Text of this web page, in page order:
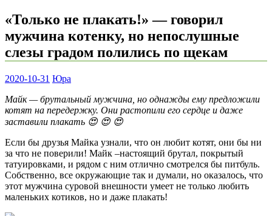
«Только не плакать!» — говорил
мужчина котенку, но непослушные
слезы градом полились по щекам
2020-10-31 Юра
Майк — брутальный мужчина, но однажды ему предложили
котят на передержку. Они растопили его сердце и даже
заставили плакать 😍 😍 😍
Если бы друзья Майка узнали, что он любит котят, они бы ни
за что не поверили! Майк –настоящий брутал, покрытый
татуировками, и рядом с ним отлично смотрелся бы питбуль.
Собственно, все окружающие так и думали, но оказалось, что
этот мужчина суровой внешности умеет не только любить
маленьких котиков, но и даже плакать!